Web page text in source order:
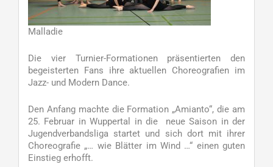
Malladie
Die vier Turnier-Formationen präsentierten den
begeisterten Fans ihre aktuellen Choreografien im
Jazz- und Modern Dance.
Den Anfang machte die Formation „Amianto“, die am
25. Februar in Wuppertal in die neue Saison in der
Jugendverbandsliga startet und sich dort mit ihrer
Choreografie „… wie Blätter im Wind …“ einen guten
Einstieg erhofft.